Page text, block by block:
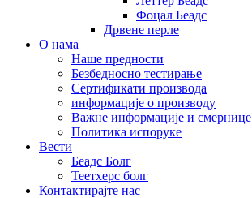
Фоцал Беадс
Дрвене перле
О нама
Наше предности
Безбедносно тестирање
Сертификати производа
информације о производу
Важне информације и смернице
Политика испоруке
Вести
Беадс Болг
Теетхерс болг
Контактирајте нас